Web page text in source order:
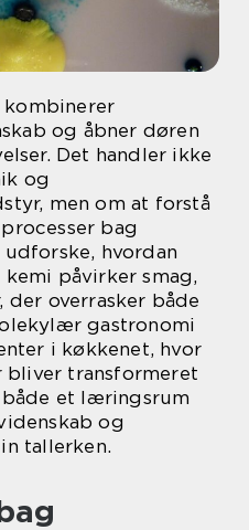
og åbner døren
Det handler ikke
og
men om at forstå
bag
hvordan
påvirker smag,
der overrasker både
gastronomi
i køkkenet, hvor
transformeret
et læringsrum
og
tallerken.